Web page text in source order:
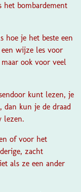
het bombardement
hoe je het beste een
wijze les voor
ook voor veel
kunt lezen, je
dan kun je de draad
lezen.
of voor het
zacht
als ze een ander